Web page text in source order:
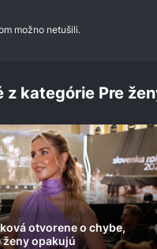
možno netušili.
z kategórie Pre
otvorene o chybe,
opakujú